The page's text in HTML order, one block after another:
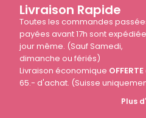
Livraison Rapide
Toutes les commandes
payées avant 17h sont
jour même. (Sauf Samedi,
dimanche ou fériés)
Livraison économique OFFERTE
65.- d'achat. (Suisse
Plus